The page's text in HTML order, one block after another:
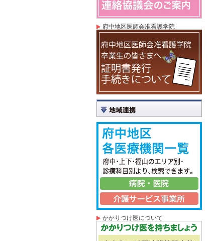
府中地区医師会准看護学院
かかりつけ医について